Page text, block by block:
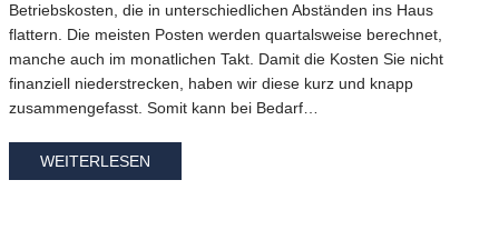
Betriebskosten, die in unterschiedlichen Abständen ins Haus
flattern. Die meisten Posten werden quartalsweise berechnet,
manche auch im monatlichen Takt. Damit die Kosten Sie nicht
finanziell niederstrecken, haben wir diese kurz und knapp
zusammengefasst. Somit kann bei Bedarf…
WEITERLESEN